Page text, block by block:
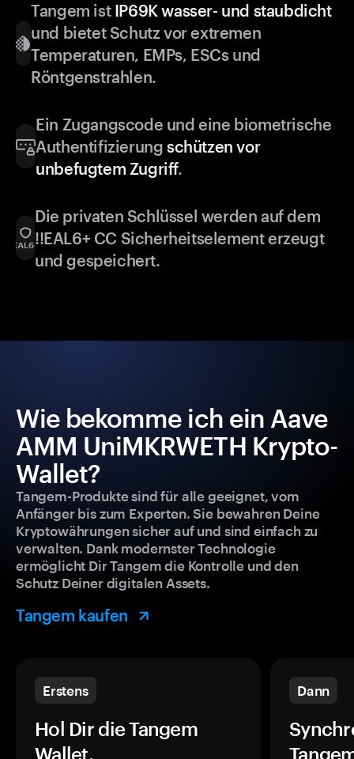
Tangem ist IP69K wasser- und staubdicht
und bietet Schutz vor extremen
Temperaturen, EMPs, ESCs und
Röntgenstrahlen.
Ein Zugangscode und eine biometrische
Authentifizierung schützen vor
unbefugtem Zugriff.
Die privaten Schlüssel werden auf dem
!!EAL6+ CC Sicherheitselement erzeugt
und gespeichert.
Wie bekomme ich ein Aave
AMM UniMKRWETH Krypto-
Wallet?
Tangem-Produkte sind für alle geeignet, vom
Anfänger bis zum Experten. Sie bewahren Deine
Kryptowährungen sicher auf und sind einfach zu
verwalten. Dank modernster Technologie
ermöglicht Dir Tangem die Kontrolle und den
Schutz Deiner digitalen Assets.
Tangem kaufen
Erstens
Hol Dir die Tangem
Wallet.
Dann